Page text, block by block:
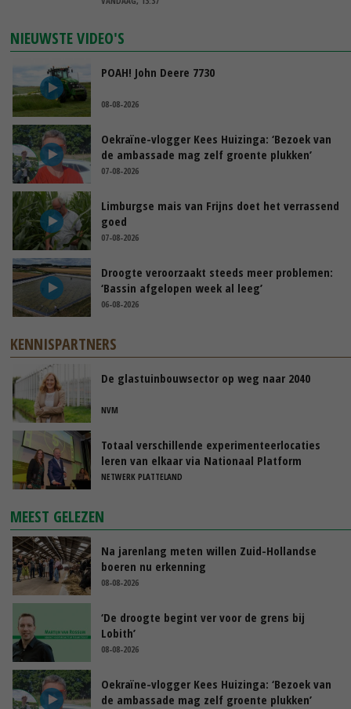
NIEUWSTE VIDEO'S
POAH! John Deere 7730
08-08-2026
Oekraïne-vlogger Kees Huizinga: ‘Bezoek van
de ambassade mag zelf groente plukken’
07-08-2026
Limburgse mais van Frijns doet het verrassend
goed
07-08-2026
Droogte veroorzaakt steeds meer problemen:
‘Bassin afgelopen week al leeg’
06-08-2026
KENNISPARTNERS
De glastuinbouwsector op weg naar 2040
NVM
Totaal verschillende experimenteerlocaties
leren van elkaar via Nationaal Platform
NETWERK PLATTELAND
MEEST GELEZEN
Na jarenlang meten willen Zuid-Hollandse
boeren nu erkenning
08-08-2026
‘De droogte begint ver voor de grens bij
Lobith’
08-08-2026
Oekraïne-vlogger Kees Huizinga: ‘Bezoek van
de ambassade mag zelf groente plukken’